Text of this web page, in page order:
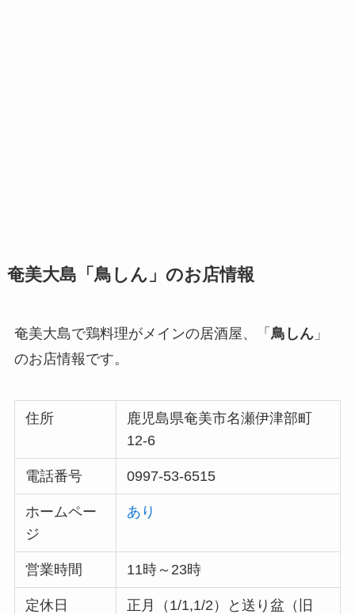
奄美大島「鳥しん」のお店情報
奄美大島で鶏料理がメインの居酒屋、「 鳥しん」
のお店情報です。
住所
鹿児島県奄美市名瀬伊津部町
12-6
電話番号 0997-53-6515
ホームペー
ジ
あり
営業時間 11時～23時
定休日
正月（1/1,1/2）と送り盆（旧